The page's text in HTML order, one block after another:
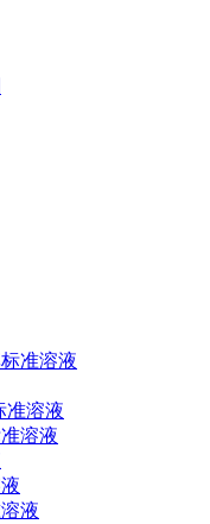
准溶液
准溶液
溶液
液